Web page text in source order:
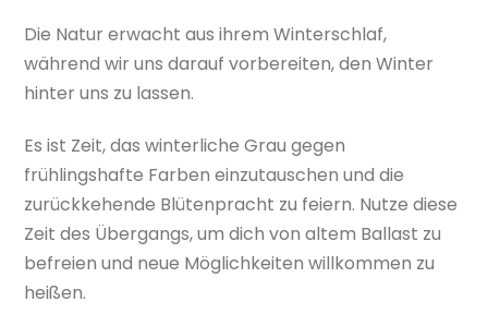
Die Natur erwacht aus ihrem Winterschlaf,
während wir uns darauf vorbereiten, den Winter
hinter uns zu lassen.
Es ist Zeit, das winterliche Grau gegen
frühlingshafte Farben einzutauschen und die
zurückkehende Blütenpracht zu feiern. Nutze diese
Zeit des Übergangs, um dich von altem Ballast zu
befreien und neue Möglichkeiten willkommen zu
heißen.